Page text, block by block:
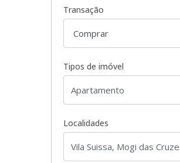
Transação
Tipos de imóvel
Localidades